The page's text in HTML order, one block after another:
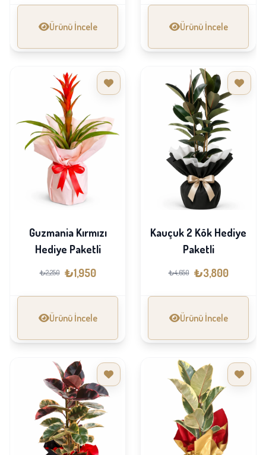
Ürünü İncele Ürünü İncele
Guzmania Kırmızı
Hediye Paketli
₺2,250 ₺1,950
Ürünü İncele
Kauçuk 2 Kök Hediye
Paketli
₺4,650 ₺3,800
Ürünü İncele